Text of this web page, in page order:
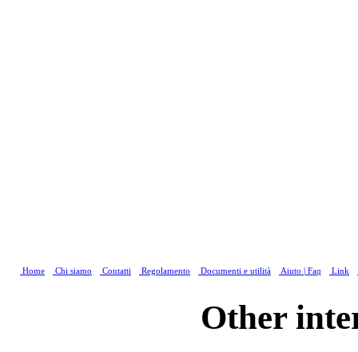
Home Chi siamo Contatti Regolamento Documenti e utilità Aiuto | Faq Link
Other